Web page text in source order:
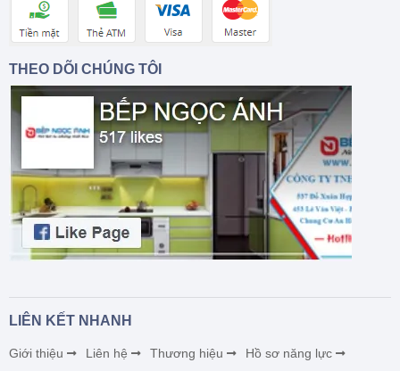
THEO DÕI CHÚNG TÔI
LIÊN KẾT NHANH
Giới thiệu Liên hệ Thương hiệu Hồ sơ năng lực